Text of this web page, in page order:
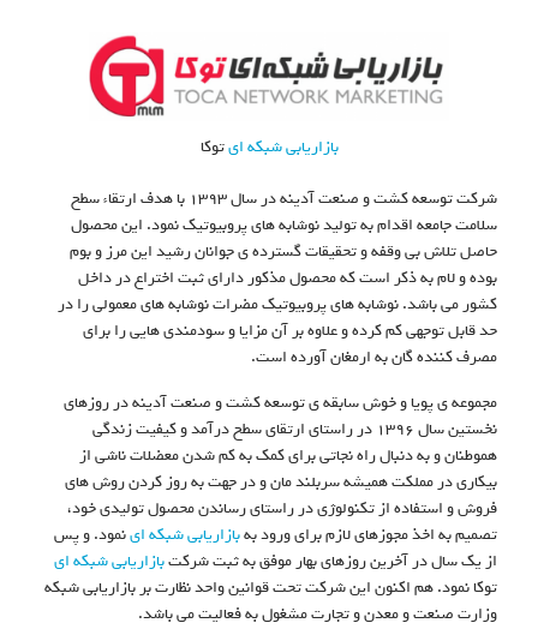
بازاریابی شبکه ایتوکا
شرکت توسعه کشت و صنعت آدینه در سال ۱۳۹۳ با هدف ارتقاء سطح
سلامت جامعه اقدام به تولید نوشابه های پروبیوتیک نمود. این محصول
حاصل تلاش بی وقفه و تحقیقات گسترده ی جوانان رشید این مرز و بوم
بوده و لام به ذکر است که محصول مذکور دارای ثبت اختراع در داخل
کشور می باشد. نوشابه های پروبیوتیک مضرات نوشابه های معمولی را در
حد قابل توجهی کم کرده و علاوه بر آن مزایا و سودمندی هایی را برای
مصرف کننده گان به ارمغان آورده است.
مجموعه ی پویا و خوش سابقه ی توسعه کشت و صنعت آدینه در روزهای
نخستین سال ۱۳۹۶ در راستای ارتقای سطح درآمد و کیفیت زندگی
هموطنان و به دنبال راه نجاتی برای کمک به کم شدن معضلات ناشی از
بیکاری در مملکت همیشه سربلند مان و در جهت به روز کردن روش های
فروش و استفاده از تکنولوژی در راستای رساندن محصول تولیدی خود،
تصمیم به اخذ مجوزهای لازم برای ورود بهبازاریابی شبکه اینمود. و پس
از یک سال در آخرین روزهای بهار موفق به ثبت شرکتبازاریابی شبکه ای
توکا نمود. هم اکنون این شرکت تحت قوانین واحد نظارت بر بازاریابی شبکه
وزارت صنعت و معدن و تجارت مشغول به فعالیت می باشد.